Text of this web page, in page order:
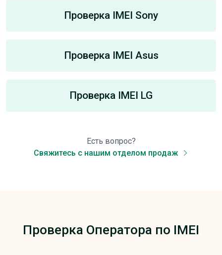
Проверка IMEI Sony
Проверка IMEI Asus
Проверка IMEI LG
Есть вопрос?
Свяжитесь с нашим отделом продаж
Проверка Оператора по IMEI